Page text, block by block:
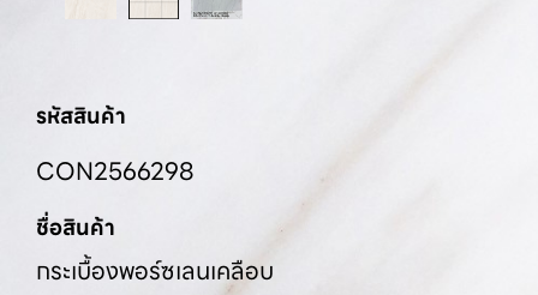
รหัสสินค้า
CON2566298
ชื่อสินค้า
กระเบื้องพอร์ซเลนเคลือบ